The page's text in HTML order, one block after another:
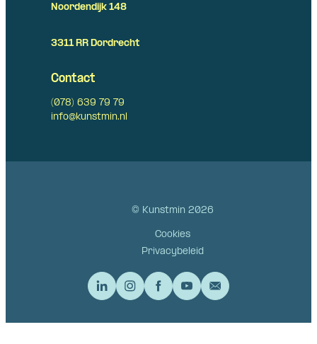
Noordendijk 148
3311 RR Dordrecht
Contact
(078) 639 79 79
info@kunstmin.nl
© Kunstmin 2026
Cookies
Privacybeleid